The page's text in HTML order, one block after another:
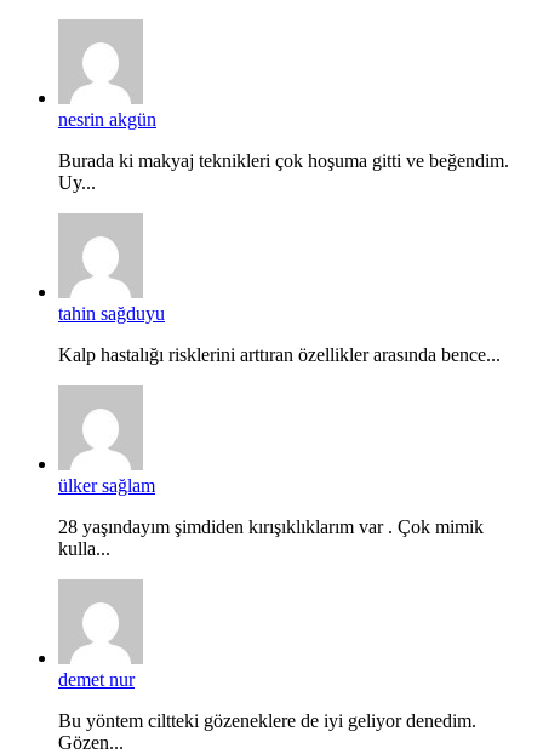
nesrin akgün
Burada ki makyaj teknikleri çok hoşuma gitti ve beğendim.
Uy...
tahin sağduyu
Kalp hastalığı risklerini arttıran özellikler arasında bence...
ülker sağlam
28 yaşındayım şimdiden kırışıklıklarım var . Çok mimik
kulla...
demet nur
Bu yöntem ciltteki gözeneklere de iyi geliyor denedim.
Gözen...